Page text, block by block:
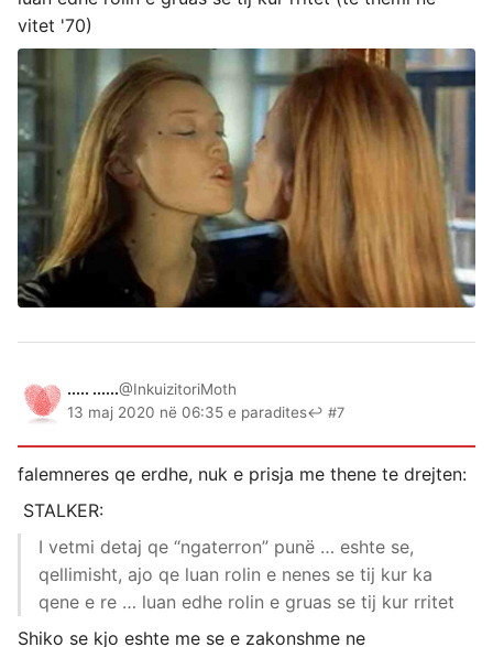
vitet '70)
..... ......@InkuizitoriMoth
13 maj 2020 në 06:35 e paradites↩ #7
falemneres qe erdhe, nuk e prisja me thene te drejten:
STALKER:
I vetmi detaj qe “ngaterron” punë … eshte se,
qellimisht, ajo qe luan rolin e nenes se tij kur ka
qene e re … luan edhe rolin e gruas se tij kur rritet
Shiko se kjo eshte me se e zakonshme ne